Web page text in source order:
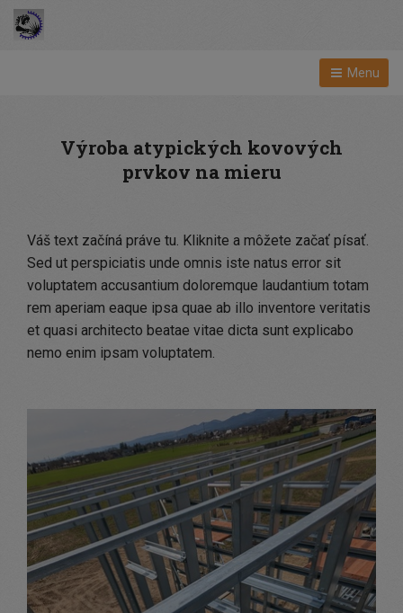
Menu
Výroba atypických kovových
prvkov na mieru
Váš text začíná práve tu. Kliknite a môžete začať písať.
Sed ut perspiciatis unde omnis iste natus error sit
voluptatem accusantium doloremque laudantium totam
rem aperiam eaque ipsa quae ab illo inventore veritatis
et quasi architecto beatae vitae dicta sunt explicabo
nemo enim ipsam voluptatem.